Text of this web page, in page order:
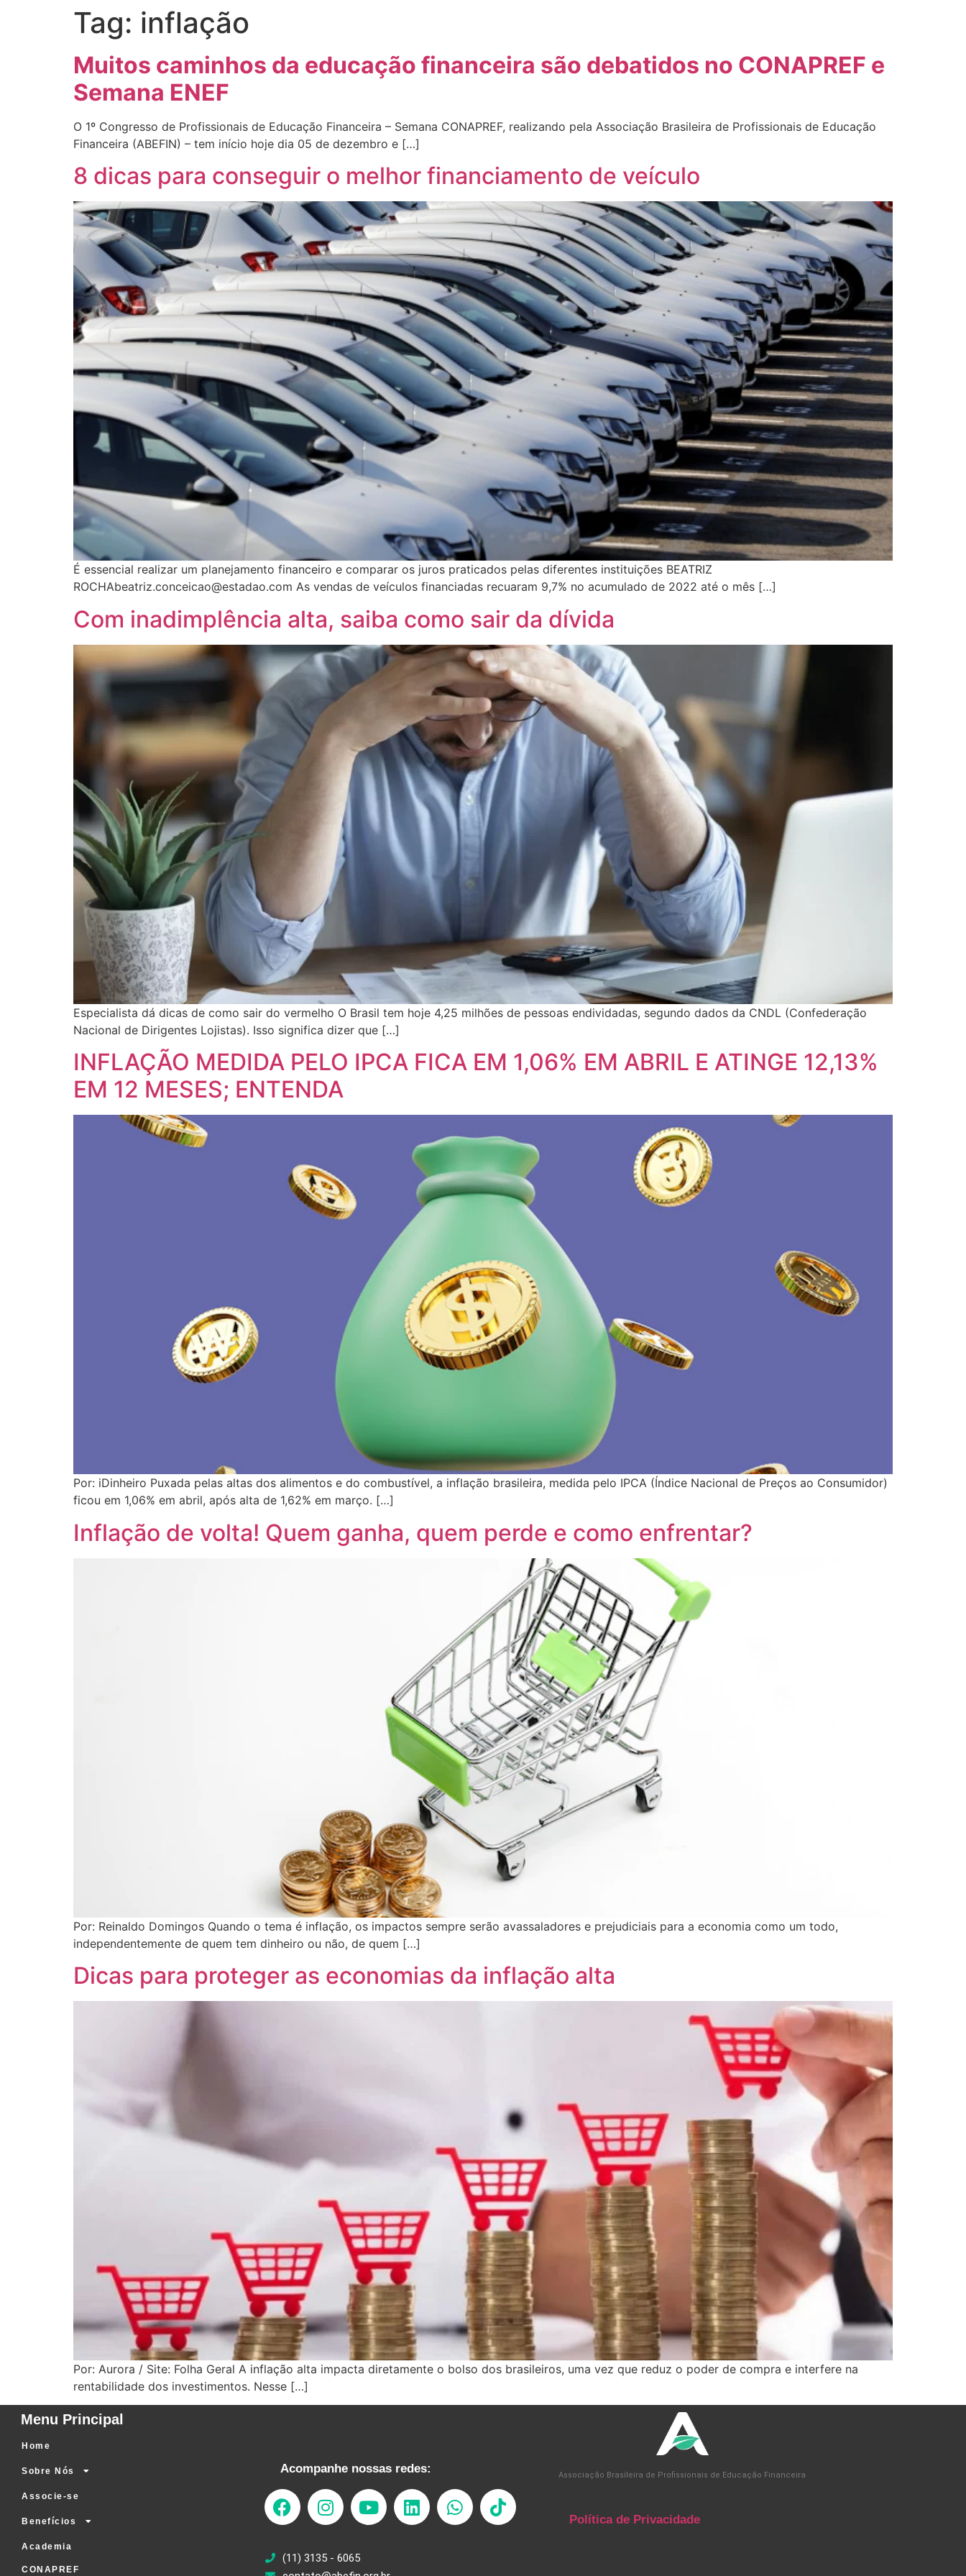
Tag: inflação
Muitos caminhos da educação financeira são debatidos no CONAPREF e
Semana ENEF
O 1º Congresso de Profissionais de Educação Financeira – Semana CONAPREF, realizando pela Associação Brasileira de Profissionais de Educação
Financeira (ABEFIN) – tem início hoje dia 05 de dezembro e […]
8 dicas para conseguir o melhor financiamento de veículo
É essencial realizar um planejamento financeiro e comparar os juros praticados pelas diferentes instituições BEATRIZ
ROCHAbeatriz.conceicao@estadao.com As vendas de veículos financiadas recuaram 9,7% no acumulado de 2022 até o mês […]
Com inadimplência alta, saiba como sair da dívida
Especialista dá dicas de como sair do vermelho O Brasil tem hoje 4,25 milhões de pessoas endividadas, segundo dados da CNDL (Confederação
Nacional de Dirigentes Lojistas). Isso significa dizer que […]
INFLAÇÃO MEDIDA PELO IPCA FICA EM 1,06% EM ABRIL E ATINGE 12,13%
EM 12 MESES; ENTENDA
Por: iDinheiro Puxada pelas altas dos alimentos e do combustível, a inflação brasileira, medida pelo IPCA (Índice Nacional de Preços ao Consumidor)
ficou em 1,06% em abril, após alta de 1,62% em março. […]
Inflação de volta! Quem ganha, quem perde e como enfrentar?
Por: Reinaldo Domingos Quando o tema é inflação, os impactos sempre serão avassaladores e prejudiciais para a economia como um todo,
independentemente de quem tem dinheiro ou não, de quem […]
Dicas para proteger as economias da inflação alta
Por: Aurora / Site: Folha Geral A inflação alta impacta diretamente o bolso dos brasileiros, uma vez que reduz o poder de compra e interfere na
rentabilidade dos investimentos. Nesse […]
Menu Principal
Home
Sobre Nós
Associe-se
Benefícios
Academia
CONAPREF
Acompanhe nossas redes:
(11) 3135 - 6065
Associação Brasileira de Profissionais de Educação Financeira
Política de Privacidade